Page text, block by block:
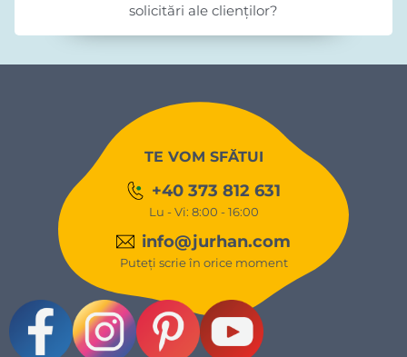
solicitări ale clienților?
TE VOM SFĂTUI
+40 373 812 631
Lu - Vi: 8:00 - 16:00
info@jurhan.com
Puteți scrie în orice moment